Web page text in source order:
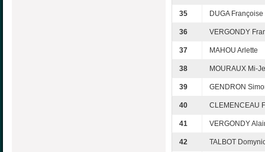
35 DUGA Françoise
36 VERGONDY
37 MAHOU Arlette
38 MOURAUX Mi-
39 GENDRON
40 CLEMENCEAU
41 VERGONDY
42 TALBOT